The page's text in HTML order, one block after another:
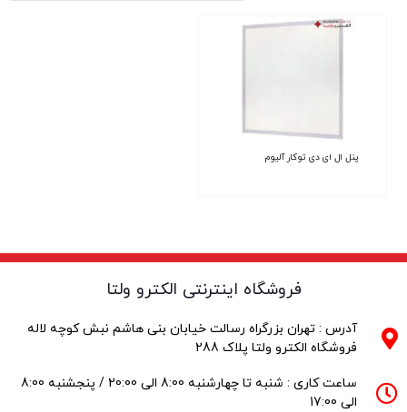
پنل ال ای دی توکار آلیوم
فروشگاه اینترنتی الکترو ولتا
آدرس : تهران بزرگراه رسالت خیابان بنی هاشم نبش کوچه لاله
فروشگاه الکترو ولتا پلاک 288
ساعت کاری : شنبه تا چهارشنبه 8:00 الی 20:00 / پنجشنبه 8:00
الی 17:00